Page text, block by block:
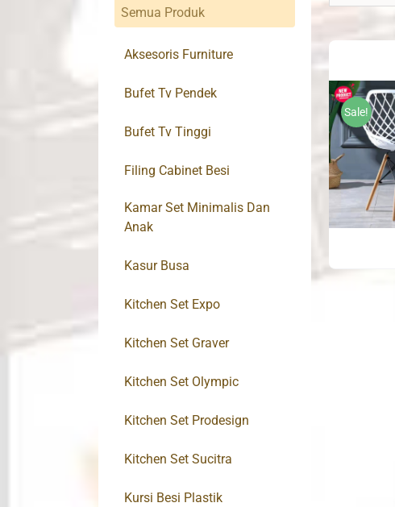
Sale!
Semua Produk
Aksesoris Furniture
Bufet Tv Pendek
Bufet Tv Tinggi
Filing Cabinet Besi
Kamar Set Minimalis Dan
Anak
Kasur Busa
Kitchen Set Expo
Kitchen Set Graver
Kitchen Set Olympic
Kitchen Set Prodesign
Kitchen Set Sucitra
Kursi Besi Plastik